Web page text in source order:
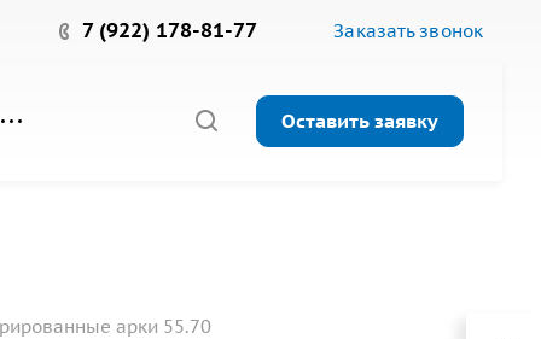
7 (922) 178-81-77 Заказать звонок
Оставить заявку
арки 55.70